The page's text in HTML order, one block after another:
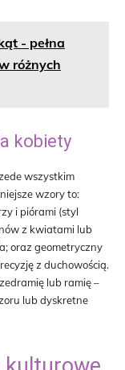
- pełna
różnych
kobiety
wszystkim
wzory to:
i piórami (styl
z kwiatami lub
oraz geometryczny
z duchowością.
lub ramię –
lub dyskretne